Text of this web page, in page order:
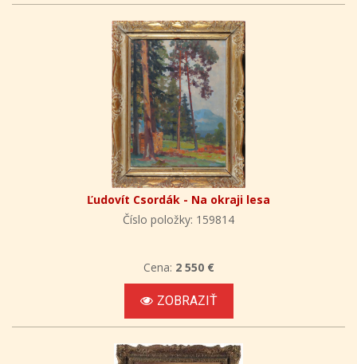
Ľudovít Csordák - Na okraji lesa
Číslo položky: 159814
Cena: 2 550 €
ZOBRAZIŤ